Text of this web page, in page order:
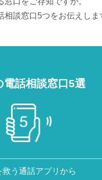
談窓口5つをお伝えしま
電話相談窓口5選
救う通話アプリから